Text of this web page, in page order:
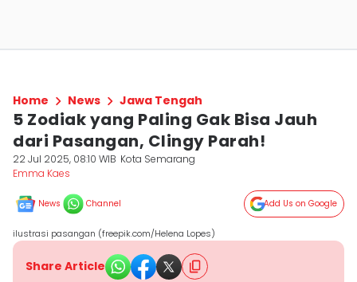
Home News Jawa Tengah
5 Zodiak yang Paling Gak Bisa Jauh
dari Pasangan, Clingy Parah!
22 Jul 2025, 08:10 WIB Kota Semarang
Emma Kaes
News Channel Add Us on Google
ilustrasi pasangan (freepik.com/Helena Lopes)
Share Article